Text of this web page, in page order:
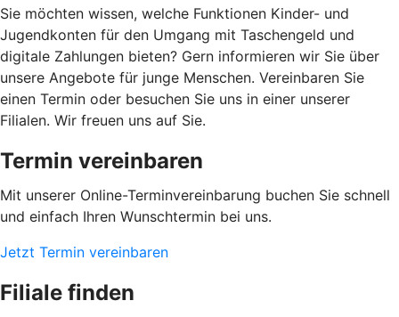
Sie möchten wissen, welche Funktionen Kinder- und
Jugendkonten für den Umgang mit Taschengeld und
digitale Zahlungen bieten? Gern informieren wir Sie über
unsere Angebote für junge Menschen. Vereinbaren Sie
einen Termin oder besuchen Sie uns in einer unserer
Filialen. Wir freuen uns auf Sie.
Termin vereinbaren
Mit unserer Online-Terminvereinbarung buchen Sie schnell
und einfach Ihren Wunschtermin bei uns.
Jetzt Termin vereinbaren
Filiale finden